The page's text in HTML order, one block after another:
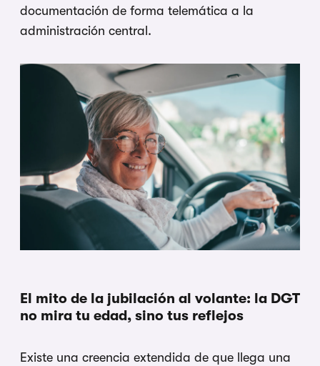
documentación de forma telemática a la
administración central.
El mito de la jubilación al volante: la DGT
no mira tu edad, sino tus reflejos
Existe una creencia extendida de que llega una